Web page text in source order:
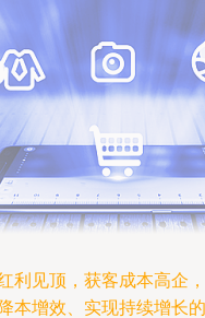
利见顶，获客成本高企，
本增效、实现持续增长的